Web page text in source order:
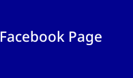
Facebook Page